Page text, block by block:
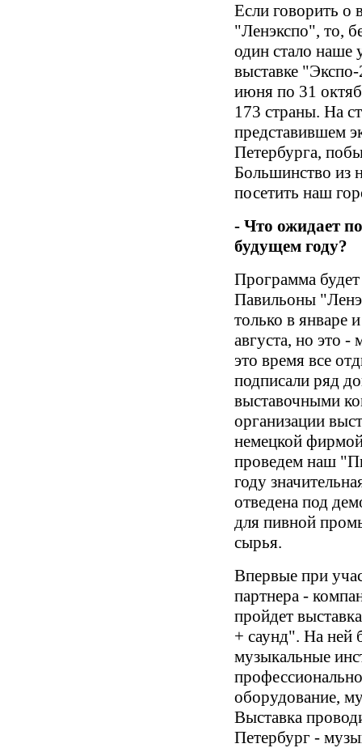
Если говорить о
"Ленэкспо", то,
один стало наше
выставке
июня по 31
173 страны. На
представившем
Петербурга,
Большинство из
посетить наш
- Что ожидает
будущем году?
Программа
Павильоны
только в январе
августа, но это
это время все
подписали ряд
выставочными
организации
немецкой
проведем наш
году
отведена под
для пивной
сырья.
Впервые при
партнера -
пройдет
+ саунд". На ней
музыкальные
оборудование,
Выставка
Петербург -